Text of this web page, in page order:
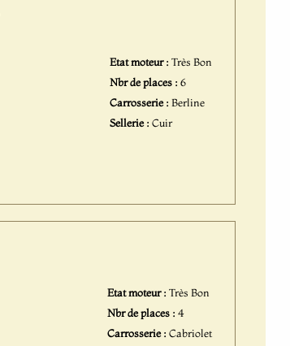
Etat moteur :Très Bon
Nbr de places :6
Carrosserie :Berline
Sellerie :Cuir
Etat moteur :Très Bon
Nbr de places :4
Carrosserie :Cabriolet